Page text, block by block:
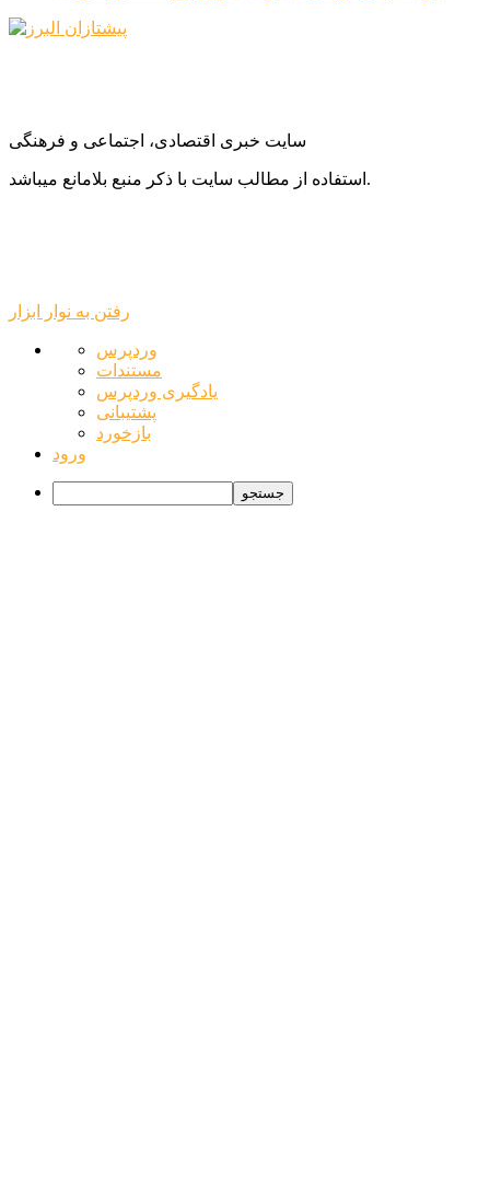
سایت خبری اقتصادی، اجتماعی و فرهنگی
استفاده از مطالب سایت با ذکر منبع بلامانع میباشد.
رفتن به نوار ابزار
درباره
وردپرس
وردپرس
مستندات
یادگیری وردپرس
پشتیبانی
بازخورد
ورود
جستجو